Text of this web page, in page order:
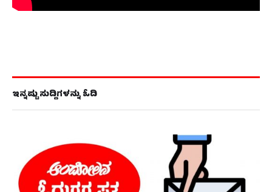
ಇನ್ನಷ್ಟು ಸುದ್ದಿಗಳನ್ನು ಓದಿ